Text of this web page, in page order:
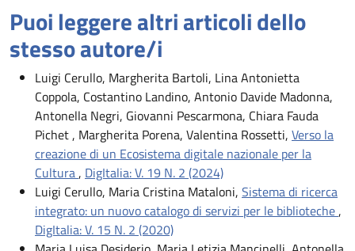
Puoi leggere altri articoli dello
stesso autore/i
Luigi Cerullo, Margherita Bartoli, Lina Antonietta
Coppola, Costantino Landino, Antonio Davide Madonna,
Antonella Negri, Giovanni Pescarmona, Chiara Fauda
Pichet , Margherita Porena, Valentina Rossetti, Verso la
creazione di un Ecosistema digitale nazionale per la
Cultura, DigItalia: V. 19 N. 2 (2024)
Luigi Cerullo, Maria Cristina Mataloni, Sistema di ricerca
integrato: un nuovo catalogo di servizi per le biblioteche,
DigItalia: V. 15 N. 2 (2020)